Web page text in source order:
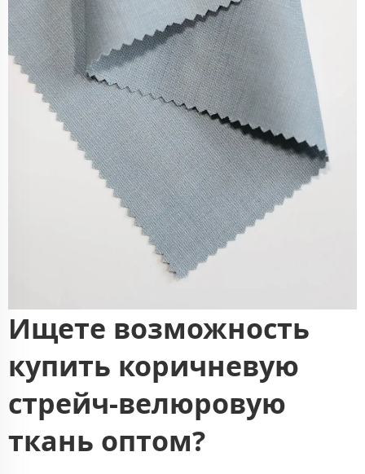
Ищете возможность
купить коричневую
стрейч-велюровую
ткань оптом?